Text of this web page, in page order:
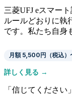
三菱UFJ eスマー
ルールどおりに執
です。私たち自身
月額 5,500円（税込）
詳しく見る →
「信じてください